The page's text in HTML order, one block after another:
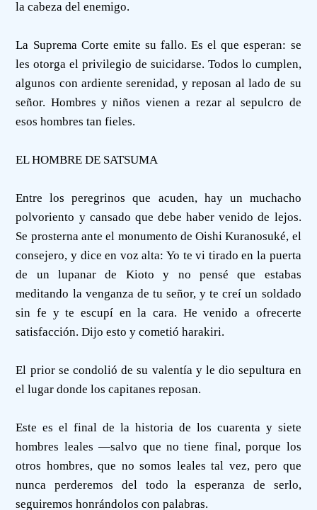
la cabeza del enemigo.
La Suprema Corte emite su fallo. Es el que esperan: se
les otorga el privilegio de suicidarse. Todos lo cumplen,
algunos con ardiente serenidad, y reposan al lado de su
señor. Hombres y niños vienen a rezar al sepulcro de
esos hombres tan fieles.
EL HOMBRE DE SATSUMA
Entre los peregrinos que acuden, hay un muchacho
polvoriento y cansado que debe haber venido de lejos.
Se prosterna ante el monumento de Oishi Kuranosuké, el
consejero, y dice en voz alta: Yo te vi tirado en la puerta
de un lupanar de Kioto y no pensé que estabas
meditando la venganza de tu señor, y te creí un soldado
sin fe y te escupí en la cara. He venido a ofrecerte
satisfacción. Dijo esto y cometió harakiri.
El prior se condolió de su valentía y le dio sepultura en
el lugar donde los capitanes reposan.
Este es el final de la historia de los cuarenta y siete
hombres leales —salvo que no tiene final, porque los
otros hombres, que no somos leales tal vez, pero que
nunca perderemos del todo la esperanza de serlo,
seguiremos honrándolos con palabras.